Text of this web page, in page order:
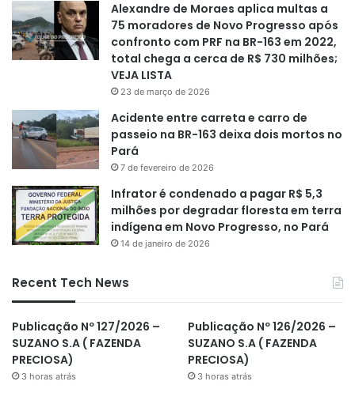
Alexandre de Moraes aplica multas a
75 moradores de Novo Progresso após
confronto com PRF na BR-163 em 2022,
total chega a cerca de R$ 730 milhões;
VEJA LISTA
23 de março de 2026
Acidente entre carreta e carro de
passeio na BR-163 deixa dois mortos no
Pará
7 de fevereiro de 2026
Infrator é condenado a pagar R$ 5,3
milhões por degradar floresta em terra
indígena em Novo Progresso, no Pará
14 de janeiro de 2026
Recent Tech News
Publicação Nº 127/2026 –
SUZANO S.A ( FAZENDA
PRECIOSA)
3 horas atrás
Publicação Nº 126/2026 –
SUZANO S.A ( FAZENDA
PRECIOSA)
3 horas atrás